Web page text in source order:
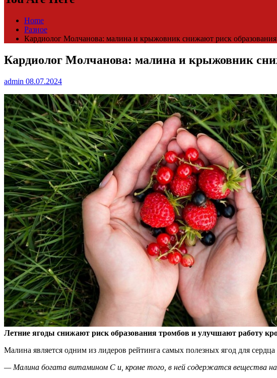
Home
Разное
Кардиолог Молчанова: малина и крыжовник снижают риск
Кардиолог Молчанова: малина и крыжовник
admin 08.07.2024
Летние ягоды снижают риск образования тромбов и улучшают работу
Малина является одним из лидеров рейтинга самых полезных ягод для сердца
— Малина богата витамином С и, кроме того, в ней содержатся вещества